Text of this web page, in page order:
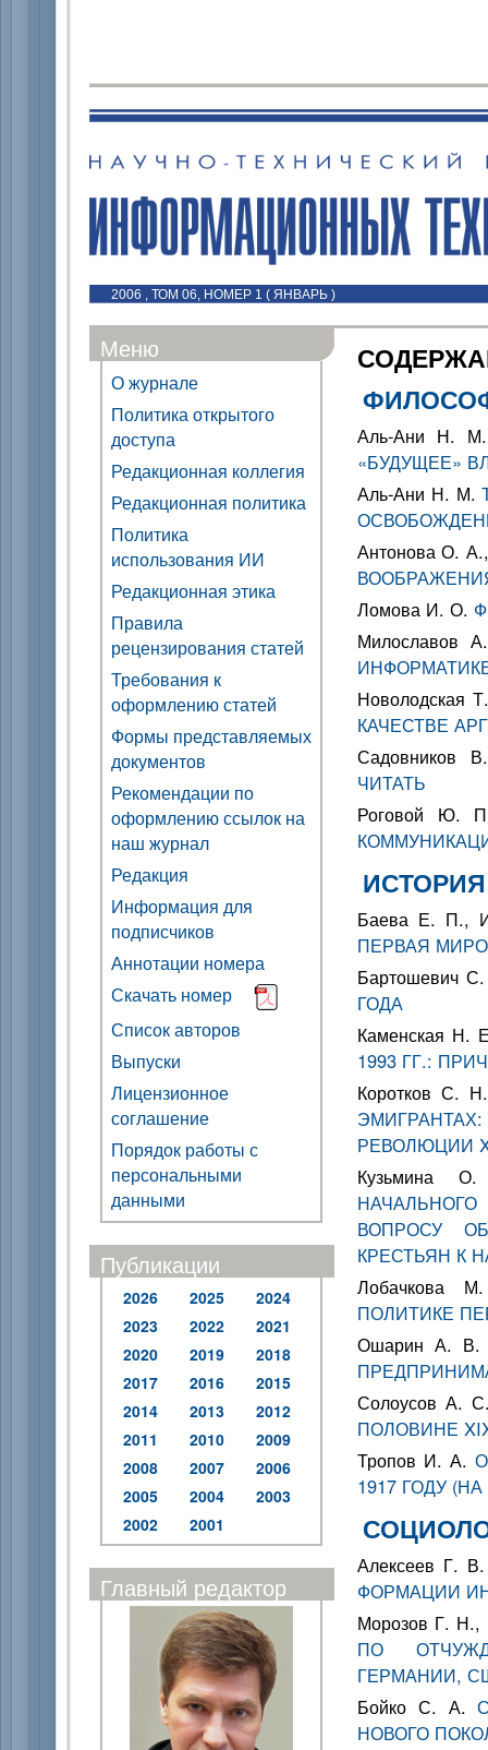
2006 , ТОМ 06, НОМЕР 1 ( ЯНВАРЬ )
Меню
О журнале
Политика открытого
доступа
Редакционная коллегия
Редакционная политика
Политика
использования ИИ
Редакционная этика
Правила
рецензирования статей
Требования к
оформлению статей
Формы представляемых
документов
Рекомендации по
оформлению ссылок на
наш журнал
Редакция
Информация для
подписчиков
Аннотации номера
Скачать номер
Список авторов
Выпуски
Лицензионное
соглашение
Порядок работы с
персональными
данными
Публикации
2026 2025
2024
2023
2022
2021
2020
2019
2018
2017
2016
2015
2014
2013
2012
2011
2010
2009
2008
2007
2006
2005
2004
2003
2002
2001
Главный редактор
Аль-Ани Н.
«БУДУЩЕЕ»
Аль-Ани Н. М.
Антонова О.
Ломова И. О.
Милославов
Новолодская
КАЧЕСТВЕ
ЧИТАТЬ
Роговой Ю.
ИСТОРИЯ
Баева Е. П.,
ПЕРВАЯ
Бартошевич
ГОДА
Каменская Н.
1993 ГГ.:
Коротков С.
РЕВОЛЮЦИИ
Кузьмина
ВОПРОСУ
КРЕСТЬЯН К
ПОЛИТИКЕ
Ошарин А.
Солоусов А.
ПОЛОВИНЕ
Тропов И. А.
1917 ГОДУ
Алексеев Г.
ФОРМАЦИИ
Морозов Г.
ПО
ГЕРМАНИИ,
Бойко С. А.
НОВОГО